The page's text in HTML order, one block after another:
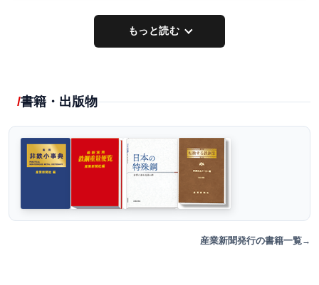
もっと読む
書籍・出版物
産業新聞発行の書籍一覧